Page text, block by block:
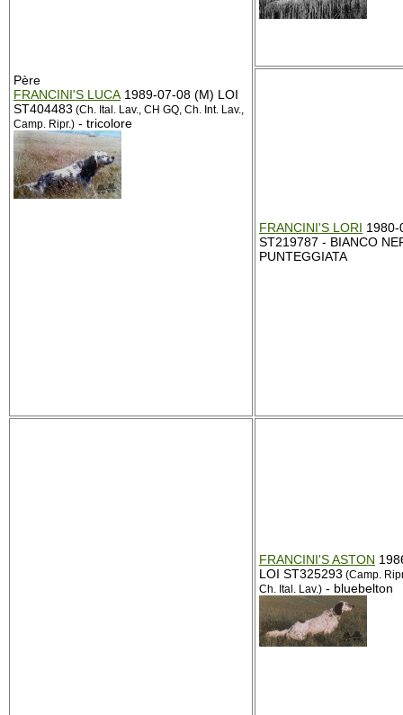
Père
FRANCINI'S LUCA 1989-07-08 (M) LOI
ST404483 (Ch. Ital. Lav., CH GQ, Ch. Int. Lav.,
Camp. Ripr.) - tricolore
FRANCINI'S LORI 1980-
ST219787 - BIANCO
PUNTEGGIATA
FRANCINI'S ASTON
LOI ST325293 (Camp.
Ch. Ital. Lav.) - bluebelton